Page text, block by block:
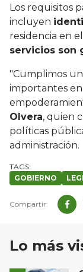
Los requisitos
incluyen
residencia en
servicios son
"Cumplimos
importantes
Olvera, quien
políticas
administración.
GOBIERNO
Lo más